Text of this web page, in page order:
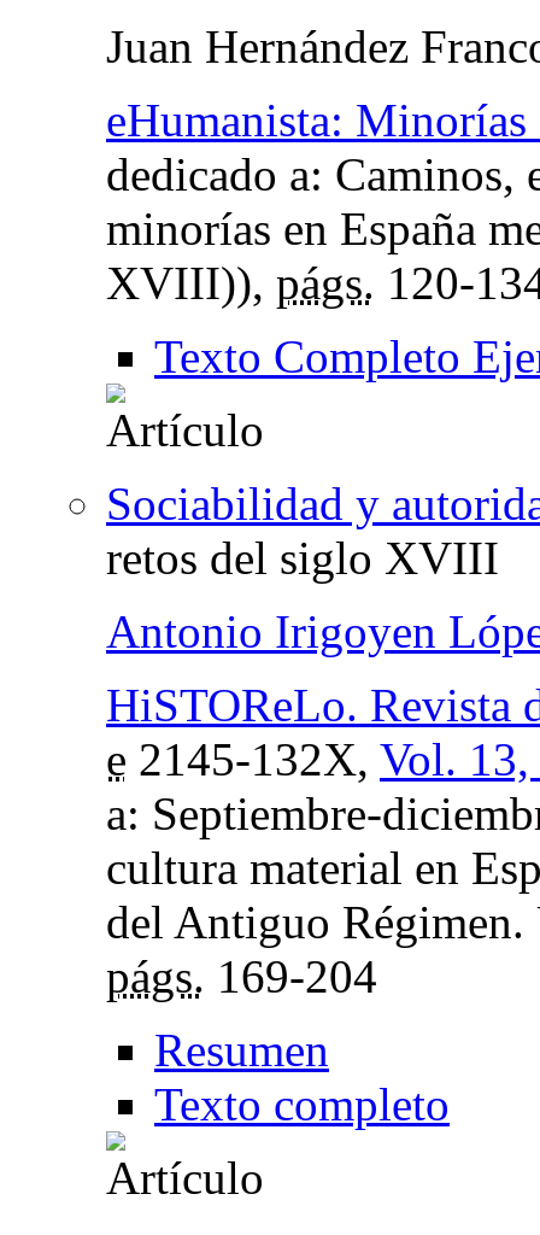
Juan Hernández
eHumanista: Minorías
dedicado a: Caminos,
minorías en España
XVIII)), págs. 120-
Texto Completo
Sociabilidad y
retos del siglo XVIII
Antonio Irigoyen
HiSTOReLo. Revista
e 2145-132X, Vol. 13,
a: Septiembre-
cultura material en
del Antiguo Régimen.
págs. 169-204
Resumen
Texto completo